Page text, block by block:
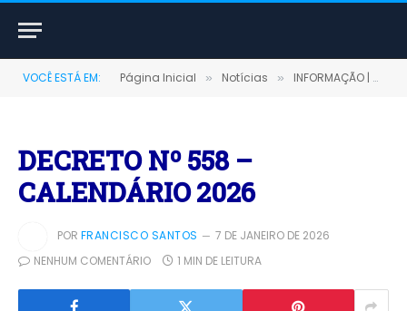
VOCÊ ESTÁ EM: Página Inicial » Notícias » INFORMAÇÃO | DECRETO Nº 558/2026 – PMTS
DECRETO Nº 558 –
CALENDÁRIO 2026
POR FRANCISCO SANTOS
7 DE JANEIRO DE 2026
NENHUM COMENTÁRIO
1 MIN DE LEITURA